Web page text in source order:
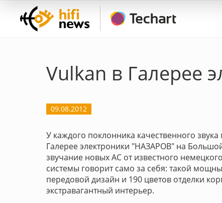
Vulkan в Галерее
09.08.2012
У каждого поклонника качественного
Галерее электроники "НАЗАРОВ" на
звучание новых АС от известного
системы говорит само за себя: такой
передовой дизайн и 190 цветов отделки
экстравагантный интерьер.